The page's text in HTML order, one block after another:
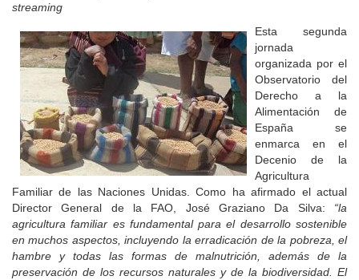
streaming
Esta segunda
jornada
organizada por el
Observatorio del
Derecho a la
Alimentación de
España se
enmarca en el
Decenio de la
Agricultura
Familiar de las Naciones Unidas. Como ha afirmado el actual
Director General de la FAO, José Graziano Da Silva: “la
agricultura familiar es fundamental para el desarrollo sostenible
en muchos aspectos, incluyendo la erradicación de la pobreza, el
hambre y todas las formas de malnutrición, además de la
preservación de los recursos naturales y de la biodiversidad. El